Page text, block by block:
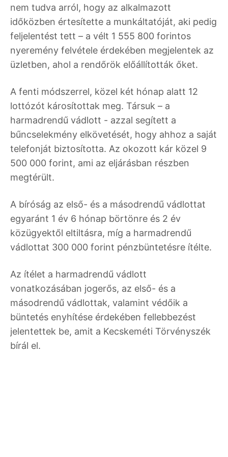
nem tudva arról, hogy az alkalmazott
időközben értesítette a munkáltatóját, aki pedig
feljelentést tett – a vélt 1 555 800 forintos
nyeremény felvétele érdekében megjelentek az
üzletben, ahol a rendőrök előállították őket.
A fenti módszerrel, közel két hónap alatt 12
lottózót károsítottak meg. Társuk – a
harmadrendű vádlott - azzal segített a
bűncselekmény elkövetését, hogy ahhoz a saját
telefonját biztosította. Az okozott kár közel 9
500 000 forint, ami az eljárásban részben
megtérült.
A bíróság az első- és a másodrendű vádlottat
egyaránt 1 év 6 hónap börtönre és 2 év
közügyektől eltiltásra, míg a harmadrendű
vádlottat 300 000 forint pénzbüntetésre ítélte.
Az ítélet a harmadrendű vádlott
vonatkozásában jogerős, az első- és a
másodrendű vádlottak, valamint védőik a
büntetés enyhítése érdekében fellebbezést
jelentettek be, amit a Kecskeméti Törvényszék
bírál el.